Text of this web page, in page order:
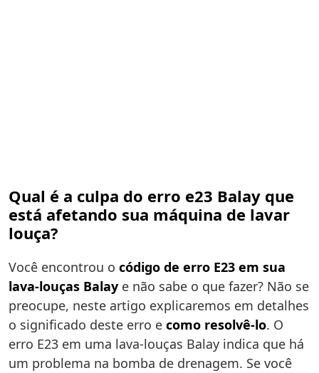
Qual é a culpa do erro e23 Balay que
está afetando sua máquina de lavar
louça?
Você encontrou o código de erro E23 em sua
lava-louças Balay e não sabe o que fazer? Não se
preocupe, neste artigo explicaremos em detalhes
o significado deste erro e como resolvê-lo. O
erro E23 em uma lava-louças Balay indica que há
um problema na bomba de drenagem. Se você